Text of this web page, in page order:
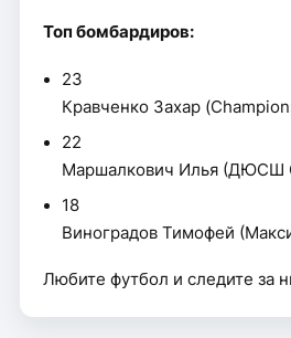
Топ бомбардиров:
23
Кравченко Захар
22
Маршалкович Илья (ДЮСШ
18
Виноградов Тимофей
Любите футбол и следите за